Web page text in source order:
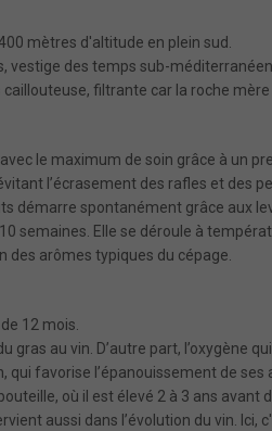
mètres d'altitude en plein sud.
vestige des temps sub-
caillouteuse, filtrante car la roche
avec le maximum de soin grâce à un
l’écrasement des rafles et des
démarre spontanément grâce aux
semaines. Elle se déroule à
des arômes typiques du cépage.
12 mois.
gras au vin. D’autre part, l’oxygène
qui favorise l’épanouissement de ses
où il est élevé 2 à 3 ans avant
aussi dans l’évolution du vin. Ici,